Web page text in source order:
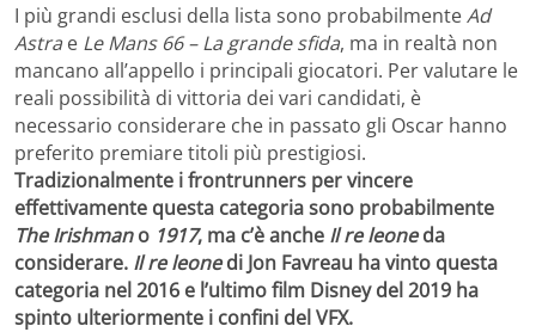
I più grandi esclusi della lista sono probabilmenteAd
Astra e Le Mans 66 – La grande sfida, ma in realtà non
mancano all’appello i principali giocatori. Per valutare le
reali possibilità di vittoria dei vari candidati, è
necessario considerare che in passato gli Oscar hanno
preferito premiare titoli più prestigiosi.
Tradizionalmente i frontrunners per vincere
effettivamente questa categoria sono probabilmente
The Irishmano 1917, ma c’è anche Il re leoneda
considerare. Il re leonedi Jon Favreau ha vinto questa
categoria nel 2016 e l’ultimo film Disney del 2019 ha
spinto ulteriormente i confini del VFX.